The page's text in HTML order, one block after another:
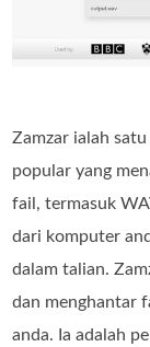
Zamzar ialah
popular yang
fail, termasuk
dari komputer
dalam talian.
dan menghantar
anda. Ia adalah